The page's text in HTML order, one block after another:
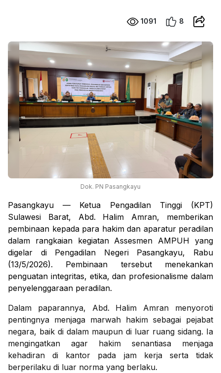
1091 8
Dok. PN Pasangkayu
Pasangkayu — Ketua Pengadilan Tinggi (KPT)
Sulawesi Barat, Abd. Halim Amran, memberikan
pembinaan kepada para hakim dan aparatur peradilan
dalam rangkaian kegiatan Assesmen AMPUH yang
digelar di Pengadilan Negeri Pasangkayu, Rabu
(13/5/2026). Pembinaan tersebut menekankan
penguatan integritas, etika, dan profesionalisme dalam
penyelenggaraan peradilan.
Dalam paparannya, Abd. Halim Amran menyoroti
pentingnya menjaga marwah hakim sebagai pejabat
negara, baik di dalam maupun di luar ruang sidang. Ia
mengingatkan agar hakim senantiasa menjaga
kehadiran di kantor pada jam kerja serta tidak
berperilaku di luar norma yang berlaku.